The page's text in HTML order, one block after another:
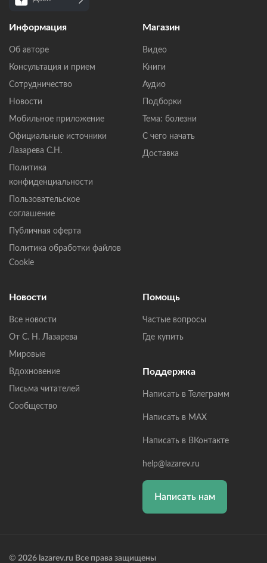
Информация
Об авторе
Консультация и прием
Сотрудничество
Новости
Мобильное приложение
Официальные источники
Лазарева С.Н.
Политика
конфиденциальности
Пользовательское
соглашение
Публичная оферта
Политика обработки файлов
Cookie
Магазин
Видео
Книги
Аудио
Подборки
Тема: болезни
С чего начать
Доставка
Новости
Все новости
От С. Н. Лазарева
Мировые
Вдохновение
Письма читателей
Сообщество
Помощь
Частые вопросы
Где купить
Поддержка
Написать в Телеграмм
Написать в MAX
Написать в ВКонтакте
help@lazarev.ru
Написать нам
© 2026 lazarev.ru Все права защищены